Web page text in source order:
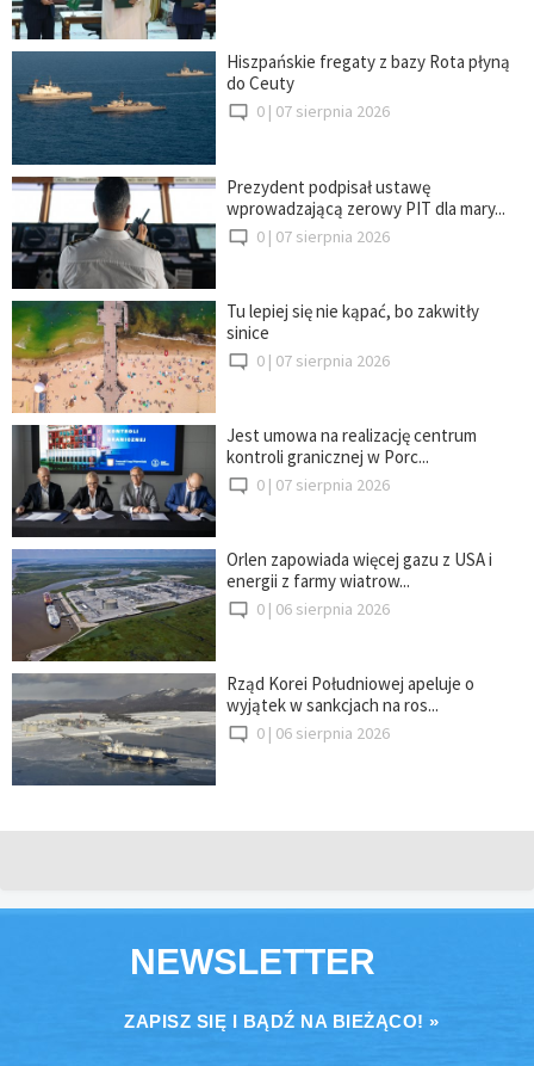
Hiszpańskie fregaty z bazy Rota płyną
do Ceuty
0 | 07 sierpnia 2026
Prezydent podpisał ustawę
wprowadzającą zerowy PIT dla mary...
0 | 07 sierpnia 2026
Tu lepiej się nie kąpać, bo zakwitły
sinice
0 | 07 sierpnia 2026
Jest umowa na realizację centrum
kontroli granicznej w Porc...
0 | 07 sierpnia 2026
Orlen zapowiada więcej gazu z USA i
energii z farmy wiatrow...
0 | 06 sierpnia 2026
Rząd Korei Południowej apeluje o
wyjątek w sankcjach na ros...
0 | 06 sierpnia 2026
NEWSLETTER
ZAPISZ SIĘ I BĄDŹ NA BIEŻĄCO! »